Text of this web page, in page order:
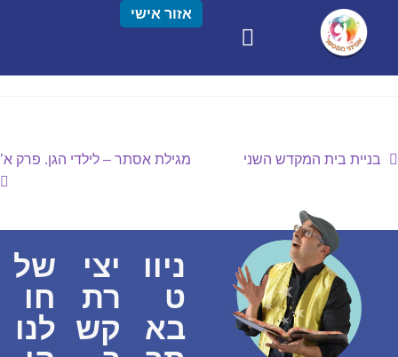
אזור אישי
בניית בית המקדש השני מגילת אסתר – לילדי הגן. פרק א’
ניוו
ט
בא
יצי
רת
קש
של
חו
לנו